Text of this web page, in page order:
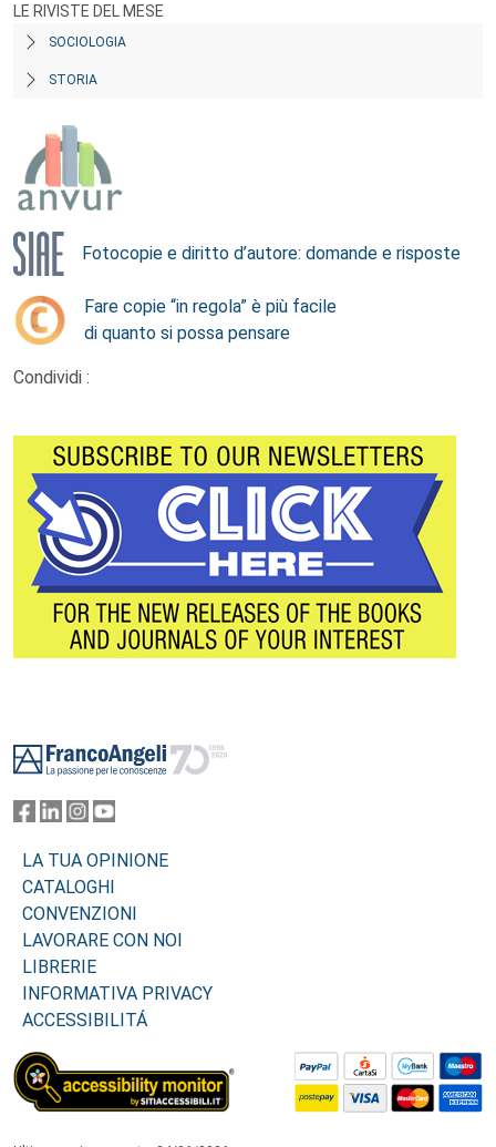
LE RIVISTE DEL MESE
SOCIOLOGIA
STORIA
Fotocopie e diritto d’autore: domande e risposte
Fare copie “in regola” è più facile
di quanto si possa pensare
Condividi :
LA TUA OPINIONE
CATALOGHI
CONVENZIONI
LAVORARE CON NOI
LIBRERIE
INFORMATIVA PRIVACY
ACCESSIBILITÁ